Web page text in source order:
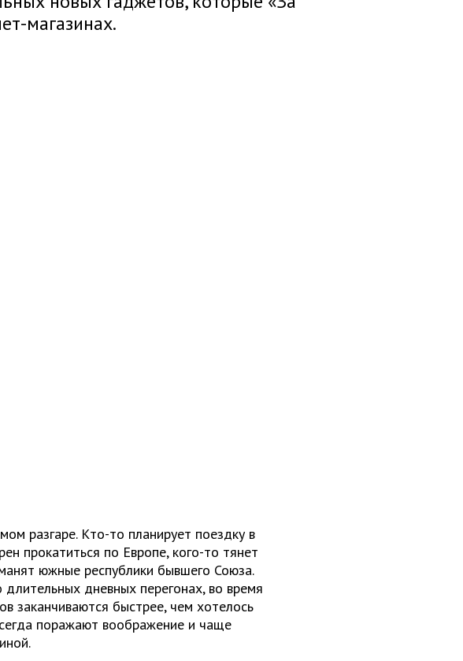
магазинах.
разгаре. Кто-то планирует поездку в
прокатиться по Европе, кого-то тянет
южные республики бывшего Союза.
дневных перегонах, во время
заканчиваются быстрее, чем хотелось
поражают воображение и чаще